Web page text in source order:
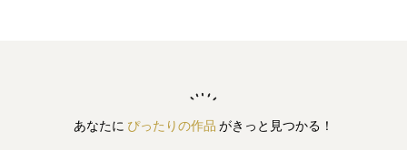
あなたに ぴったりの作品 がきっと見つかる！